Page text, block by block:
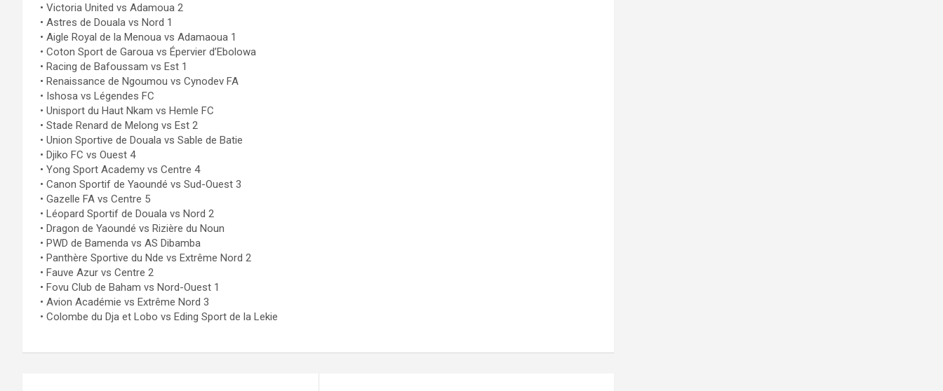
• Victoria United vs Adamoua 2
• Astres de Douala vs Nord 1
• Aigle Royal de la Menoua vs Adamaoua 1
• Coton Sport de Garoua vs Épervier d’Ebolowa
• Racing de Bafoussam vs Est 1
• Renaissance de Ngoumou vs Cynodev FA
• Ishosa vs Légendes FC
• Unisport du Haut Nkam vs Hemle FC
• Stade Renard de Melong vs Est 2
• Union Sportive de Douala vs Sable de Batie
• Djiko FC vs Ouest 4
• Yong Sport Academy vs Centre 4
• Canon Sportif de Yaoundé vs Sud-Ouest 3
• Gazelle FA vs Centre 5
• Léopard Sportif de Douala vs Nord 2
• Dragon de Yaoundé vs Rizière du Noun
• PWD de Bamenda vs AS Dibamba
• Panthère Sportive du Nde vs Extrême Nord 2
• Fauve Azur vs Centre 2
• Fovu Club de Baham vs Nord-Ouest 1
• Avion Académie vs Extrême Nord 3
• Colombe du Dja et Lobo vs Eding Sport de la Lekie